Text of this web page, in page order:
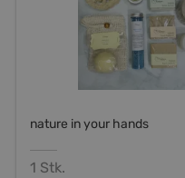
nature in your hands
1 Stk.